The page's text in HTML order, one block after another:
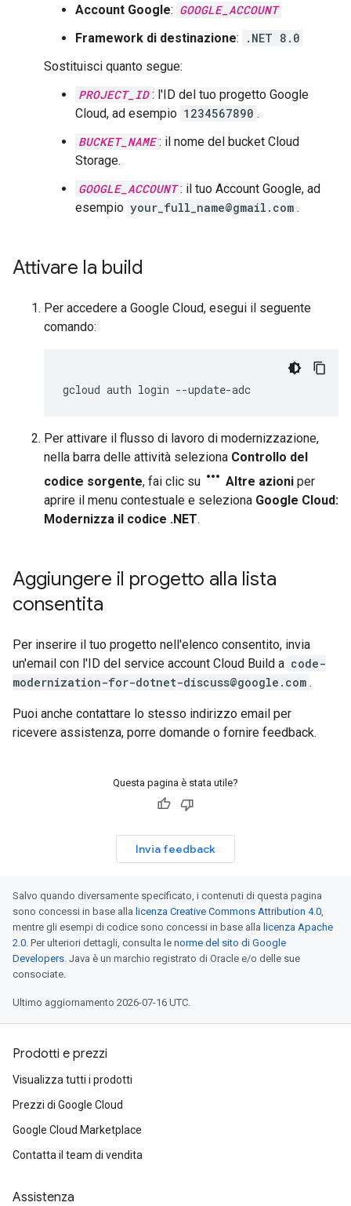
Account Google: GOOGLE_ACCOUNT
Framework di destinazione:
.NET 8.0
Sostituisci quanto segue:
PROJECT_ID : l'ID del tuo progetto Google
Cloud, ad esempio 1234567890 .
BUCKET_NAME : il nome del bucket Cloud
Storage.
GOOGLE_ACCOUNT : il tuo Account Google, ad
esempio your_full_name@gmail.com .
Attivare la build
Per accedere a Google Cloud, esegui il seguente
comando:
Per attivare il flusso di lavoro di modernizzazione,
nella barra delle attività seleziona Controllo del
codice sorgente, fai clic su more_horiz Altre azioni per
aprire il menu contestuale e seleziona Google Cloud:
Modernizza il codice .NET.
Aggiungere il progetto alla lista
consentita
Per inserire il tuo progetto nell'elenco consentito, invia
un'email con l'ID del service account Cloud Build a code-
modernization-for-dotnet-discuss@google.com .
Puoi anche contattare lo stesso indirizzo email per
ricevere assistenza, porre domande o fornire feedback.
Questa pagina è stata utile?
Invia feedback
Salvo quando diversamente specificato, i contenuti di questa pagina
sono concessi in base alla licenza Creative Commons Attribution 4.0,
mentre gli esempi di codice sono concessi in base alla licenza Apache
2.0. Per ulteriori dettagli, consulta le norme del sito di Google
Developers. Java è un marchio registrato di Oracle e/o delle sue
consociate.
Ultimo aggiornamento 2026-07-16 UTC.
Prodotti e prezzi
Visualizza tutti i prodotti
Prezzi di Google Cloud
Google Cloud Marketplace
Contatta il team di vendita
Assistenza